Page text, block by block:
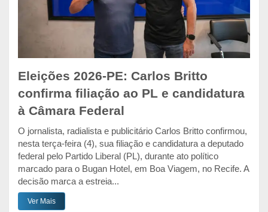
Eleições 2026-PE: Carlos Britto
confirma filiação ao PL e candidatura
à Câmara Federal
O jornalista, radialista e publicitário Carlos Britto confirmou,
nesta terça-feira (4), sua filiação e candidatura a deputado
federal pelo Partido Liberal (PL), durante ato político
marcado para o Bugan Hotel, em Boa Viagem, no Recife. A
decisão marca a estreia...
Ver Mais